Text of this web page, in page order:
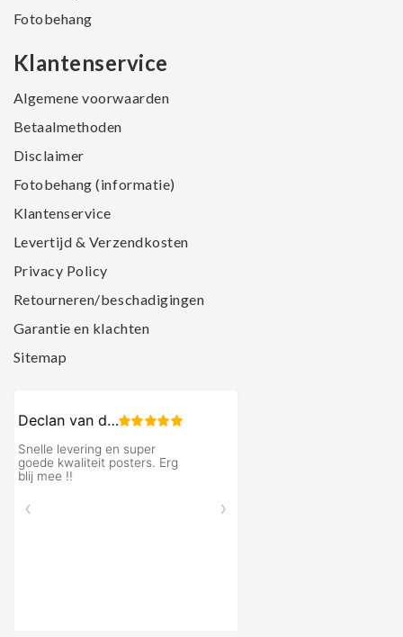
Fotobehang
Klantenservice
Algemene voorwaarden
Betaalmethoden
Disclaimer
Fotobehang (informatie)
Klantenservice
Levertijd & Verzendkosten
Privacy Policy
Retourneren/beschadigingen
Garantie en klachten
Sitemap